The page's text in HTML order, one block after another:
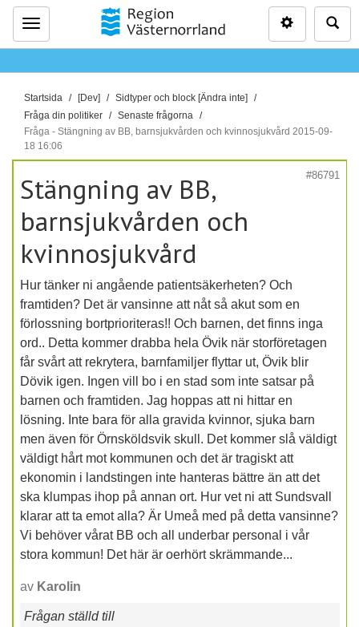
Meny
D
u
ä
r
h
ä
r
:
Startsida [Dev]
Sidtyper och block [Ändra inte]
Fråga din politiker
Senaste frågorna
Fråga - Stängning av BB, barnsjukvården och kvinnosjukvård 2015-09-
18 16:06
#86791
Stängning av BB,
barnsjukvården och
kvinnosjukvård
Hur tänker ni angående patientsäkerheten? Och
framtiden? Det är vansinne att nåt så akut som en
förlossning bortprioriteras!! Och barnen, det finns inga
ord.. Detta kommer drabba hela Övik när storföretagen
får svårt att rekrytera, barnfamiljer flyttar ut, Övik blir
Dövik igen. Ingen vill bo i en stad som inte satsar på
barnen och framtiden. Jag hoppas att ni hittar en
lösning. Inte bara för alla gravida kvinnor, sjuka barn
men även för Örnsköldsvik skull. Det kommer slå väldigt
väldigt hårt mot kommunen och det är tragiskt att
ekonomin i landstingen inte hanteras bättre än att det
ska klumpas ihop på annan ort. Hur vet ni att Sundsvall
klarar att ta emot alla? Är Umeå med på detta vansinne?
Vi behöver vårat BB och all underbar personal i vår
stora kommun! Det här är oerhört skrämmande...
av Karolin
Frågan ställd till